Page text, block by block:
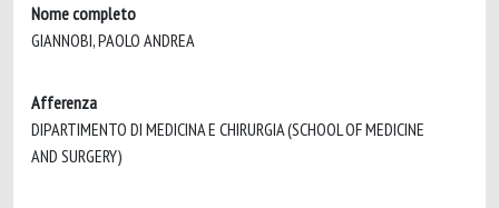
Nome completo
GIANNOBI, PAOLO ANDREA
Afferenza
DIPARTIMENTO DI MEDICINA E CHIRURGIA (SCHOOL OF MEDICINE
AND SURGERY)